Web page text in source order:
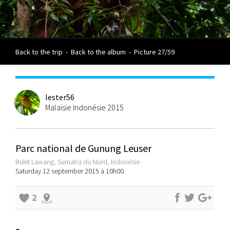
Back to the trip - Back to the album - Picture 27/59
lester56
Malaisie Indonésie 2015
Parc national de Gunung Leuser
Bukit Lawang, Sumatra du Nord, Indonésie
Saturday 12 september 2015 à 10h00
2